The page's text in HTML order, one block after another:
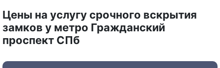
Цены на услугу срочного вскрытия
замков у метро Гражданский
проспект СПб